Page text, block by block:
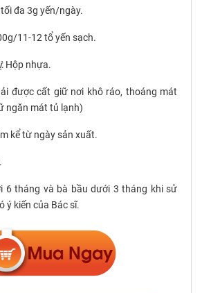
đa 3g yến/ngày.
11-12 tổ yến sạch.
: Hộp nhựa.
được cất giữ nơi khô ráo, thoáng mát
ngăn mát tủ lạnh)
kể từ ngày sản xuất.
6 tháng và bà bầu dưới 3 tháng khi sử
ý kiến của Bác sĩ.